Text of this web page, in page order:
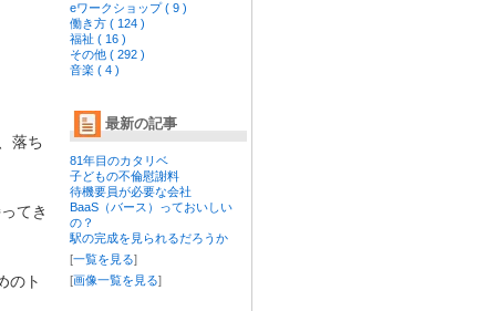
落ち
てき
のト
eワークショップ ( 9 )
働き方 ( 124 )
福祉 ( 16 )
その他 ( 292 )
音楽 ( 4 )
最新の記事
81年目のカタリベ
子どもの不倫慰謝料
待機要員が必要な会社
BaaS（バース）っておいしい
の？
駅の完成を見られるだろうか
[一覧を見る]
[画像一覧を見る]